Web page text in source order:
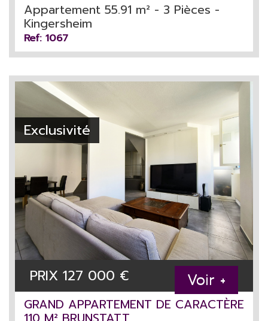
Appartement 55.91 m² - 3 Pièces -
Kingersheim
Ref: 1067
Exclusivité
PRIX 127 000 € Voir +
GRAND APPARTEMENT DE CARACTÈRE